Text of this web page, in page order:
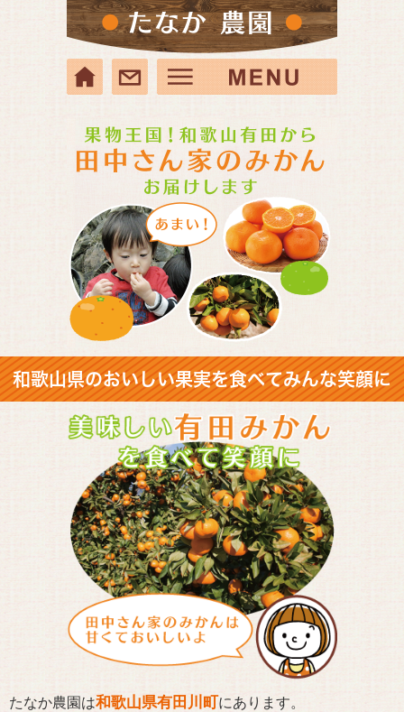
和歌山県のおいしい果実を食べてみんな笑顔に
たなか農園は和歌山県有田川町にあります。